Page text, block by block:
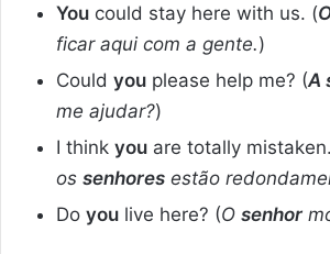
You could stay here with us. (
ficar aqui com a gente.)
Could you please help me? (A
me ajudar?)
I think you are totally
os senhores estão
Do you live here? (O senhor